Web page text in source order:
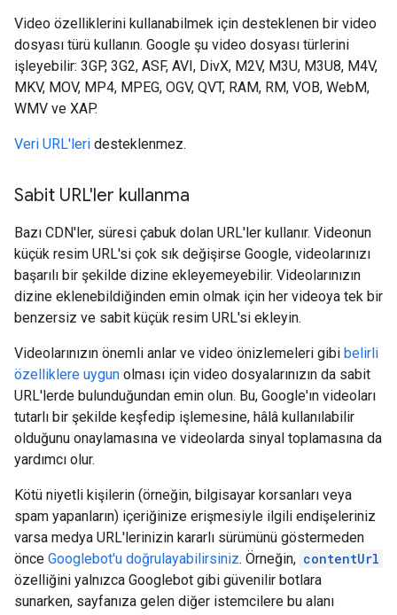
Video özelliklerini kullanabilmek için desteklenen bir video
dosyası türü kullanın. Google şu video dosyası türlerini
işleyebilir: 3GP, 3G2, ASF, AVI, DivX, M2V, M3U, M3U8, M4V,
MKV, MOV, MP4, MPEG, OGV, QVT, RAM, RM, VOB, WebM,
WMV ve XAP.
Veri URL'leri desteklenmez.
Sabit URL'ler kullanma
Bazı CDN'ler, süresi çabuk dolan URL'ler kullanır. Videonun
küçük resim URL'si çok sık değişirse Google, videolarınızı
başarılı bir şekilde dizine ekleyemeyebilir. Videolarınızın
dizine eklenebildiğinden emin olmak için her videoya tek bir
benzersiz ve sabit küçük resim URL'si ekleyin.
Videolarınızın önemli anlar ve video önizlemeleri gibi belirli
özelliklere uygun olması için video dosyalarınızın da sabit
URL'lerde bulunduğundan emin olun. Bu, Google'ın videoları
tutarlı bir şekilde keşfedip işlemesine, hâlâ kullanılabilir
olduğunu onaylamasına ve videolarda sinyal toplamasına da
yardımcı olur.
Kötü niyetli kişilerin (örneğin, bilgisayar korsanları veya
spam yapanların) içeriğinize erişmesiyle ilgili endişeleriniz
varsa medya URL'lerinizin kararlı sürümünü göstermeden
önce Googlebot'u doğrulayabilirsiniz. Örneğin, contentUrl
özelliğini yalnızca Googlebot gibi güvenilir botlara
sunarken, sayfanıza gelen diğer istemcilere bu alanı